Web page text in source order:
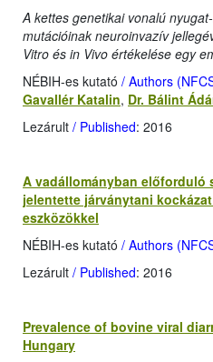
A kettes genetikai vonalú
mutációinak neuroinvazív
Vitro és in Vivo értékelése egy
NÉBIH-es kutató / Authors
Gavallér Katalin, Dr. Bálint
Lezárult / Published: 2016
A vadállományban előforduló
jelentette járványtani
eszközökkel
NÉBIH-es kutató / Authors
Lezárult / Published: 2016
Prevalence of bovine viral
Hungary